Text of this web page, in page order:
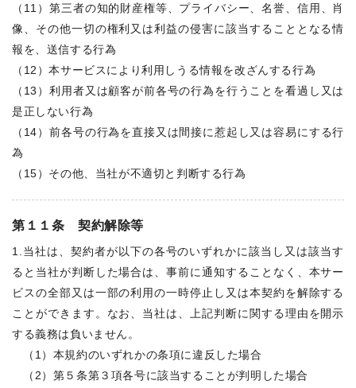
（11）第三者の知的財産権等、プライバシー、名誉、信用、肖
像、その他一切の権利又は利益の侵害に該当することとなる情
報を、送信する行為
（12）本サービスにより利用しうる情報を改ざんする行為
（13）利用者又は顧客が前各号の行為を行うことを看過し又は
是正しない行為
（14）前各号の行為を直接又は間接に惹起し又は容易にする行
為
（15）その他、当社が不適切と判断する行為
第１１条 契約解除等
1.当社は、契約者が以下の各号のいずれかに該当し又は該当す
ると当社が判断した場合は、事前に通知することなく、本サー
ビスの全部又は一部の利用の一時停止し又は本契約を解除する
ことができます。なお、当社は、上記判断に関する理由を開示
する義務は負いません。
（1）本規約のいずれかの条項に違反した場合
（2）第５条第３項各号に該当することが判明した場合